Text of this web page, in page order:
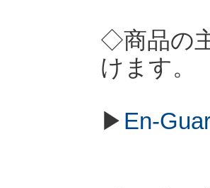
◇商品の
けます。
▶ En-